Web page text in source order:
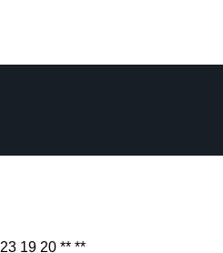
23 19 20 ** **